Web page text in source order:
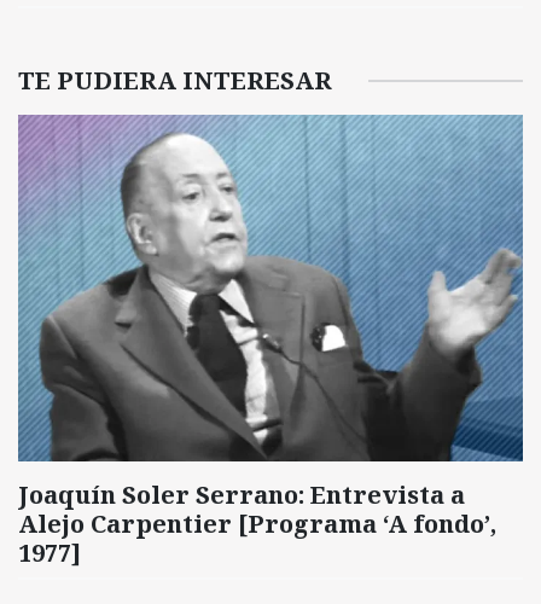
TE PUDIERA INTERESAR
Joaquín Soler Serrano: Entrevista a
Alejo Carpentier [Programa ‘A fondo’,
1977]